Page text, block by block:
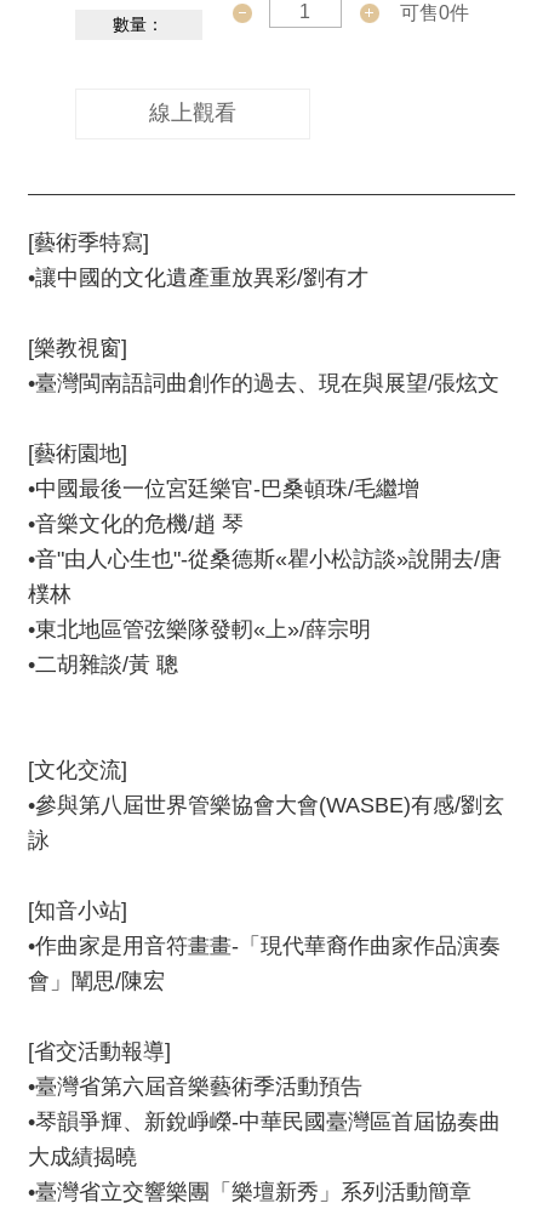
務
資
訊
隱
告
資
訊
安
全
網
站
開
放
宣
告
版
權
宣
告
雙
語
詞
彙
聯
絡
數量：
可售0件
線上觀看
[藝術季特寫]
•讓中國的文化遺產重放異彩/劉有才
[樂教視窗]
•臺灣閩南語詞曲創作的過去、現在與展望/張炫文
[藝術園地]
•中國最後一位宮廷樂官-巴桑頓珠/毛繼增
•音樂文化的危機/趙 琴
•音"由人心生也"-從桑德斯«瞿小松訪談»說開去/唐
樸林
•東北地區管弦樂隊發軔«上»/薛宗明
•二胡雜談/黃 聰
[文化交流]
•參與第八屆世界管樂協會大會(WASBE)有感/劉玄
詠
[知音小站]
•作曲家是用音符畫畫- 「現代華裔作曲家作品演奏
會」闡思/陳宏
[省交活動報導]
•臺灣省第六屆音樂藝術季活動預告
•琴韻爭輝、新銳崢嶸-中華民國臺灣區首屆協奏曲
大成績揭曉
•臺灣省立交響樂團
「樂壇新秀」系列活動簡章